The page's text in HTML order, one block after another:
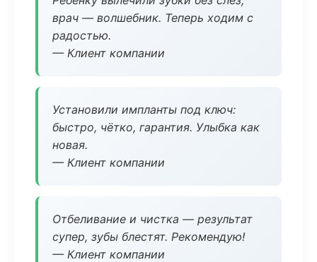
врач — волшебник. Теперь ходим с
радостью.
— Клиент компании
Установили импланты под ключ:
быстро, чётко, гарантия. Улыбка как
новая.
— Клиент компании
Отбеливание и чистка — результат
супер, зубы блестят. Рекомендую!
— Клиент компании